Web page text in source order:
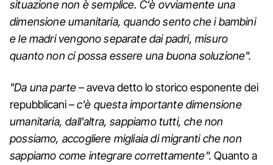
situazione non è semplice. C'è ovviamente una
dimensione umanitaria, quando sento che i bambini
e le madri vengono separate dai padri, misuro
quanto non ci possa essere una buona soluzione".
"Da una parte– aveva detto lo storico esponente dei
repubblicani –c'è questa importante dimensione
umanitaria, dall'altra, sappiamo tutti, che non
possiamo, accogliere migliaia di migranti che non
sappiamo come integrare correttamente". Quanto a